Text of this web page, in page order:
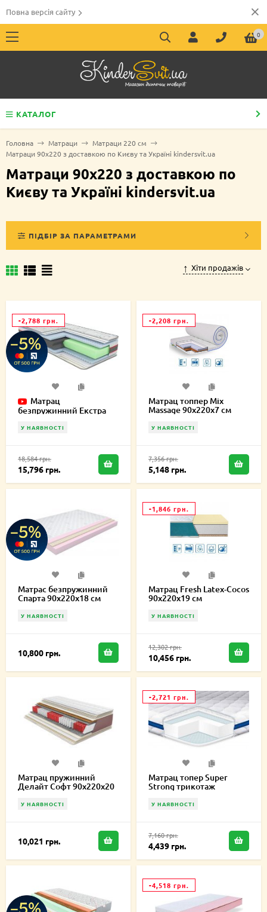
Повна версія сайту
0
КАТАЛОГ
Головна Матраци
Матраци 220 см
Матраци 90х220 з доставкою по Києву та Україні kindersvit.ua
Матраци 90х220 з доставкою по
Києву та Україні kindersvit.ua
ПІДБІР ЗА ПАРАМЕТРАМИ
Хіти продажів
-2,788 грн.
Матрац
безпружинний Екстра
У НАЯВНОСТІ
18,584 грн.
15,796 грн.
-2,208 грн.
Матрац топпер Mix
Massage 90х220х7 см
У НАЯВНОСТІ
7,356 грн.
5,148 грн.
Матрас безпружинний
Спарта 90х220х18 см
У НАЯВНОСТІ
10,800 грн.
-1,846 грн.
Матрац Fresh Latex-Cocos
90х220х19 см
У НАЯВНОСТІ
12,302 грн.
10,456 грн.
Матрац пружинний
Делайт Софт 90х220х20
У НАЯВНОСТІ
10,021 грн.
-2,721 грн.
Матрац топер Super
Strong трикотаж
У НАЯВНОСТІ
7,160 грн.
4,439 грн.
-4,518 грн.